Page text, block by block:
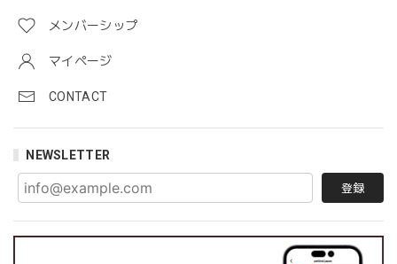
メンバーシップ
マイページ
CONTACT
NEWSLETTER
登録